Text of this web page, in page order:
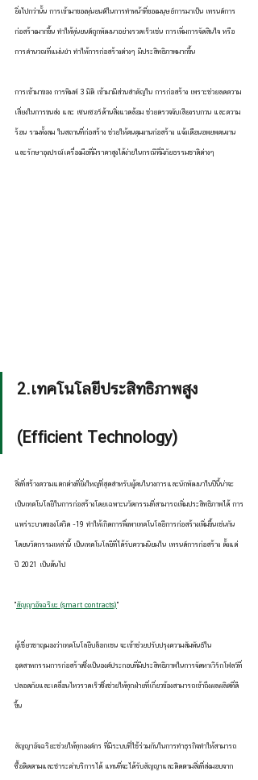
ยิ่งไปกว่านั้น การเข้ามาของหุ่นยนต์ในการทำหน้าที่ของมนุษย์การมาเป็น เทรนด์การ
ก่อสร้างมากขึ้น ทำให้หุ่นยนต์ถูกพัฒนาอย่างรวดเร็วเช่น การเพิ่มการจัดสินใจ หรือ
การคำนวณที่แม่นยำ ทำให้การก่อสร้างต่างๆ มีประสิทธิภาพมากขึ้น
การเข้ามาของ การพิมพ์ 3 มิติ เข้ามามีส่วนสำคัญใน การก่อสร้าง เพราะช่วยลดความ
เสี่ยงในการขนส่ง และ เซนเซอร์ด้านสิ่งแวดล้อม ช่วยตรวจจับเสียงรบกวน และความ
ร้อน รวมทั้งลม ในสถานที่ก่อสร้าง ช่วยให้คนคุมงานก่อสร้าง แจ้งเตือนอพยพคนงาน
และรักษาอุงปรณ์เครื่องมือที่มีราคาสูงได้ง่ายในกรณีที่มีภัยธรรมชาติต่างๆ
2.เทคโนโลยีประสิทธิภาพสูง
(Efficient Technology)
สิ่งที่สร้างความแตกต่างที่ยิ่งใหญ่ที่สุดสำหรับผู้คนในวงการและนักพัฒนาในปีนี้น่าจะ
เป็นเทคโนโลยีในการก่อสร้างโดยเฉพาะนวัตกรรมที่สามารถเพิ่มประสิทธิภาพได้ การ
แพร่ระบาดของโควิด -19 ทำให้เกิดการพึ่งพาเทคโนโลยีการก่อสร้างเพิ่มขึ้นเช่นกัน
โดยนวัตกรรมเหล่านี้ เป็นเทคโนโลยีที่ได้รับความนิยมใน เทรนด์การก่อสร้าง ตั้งแต่
ปี 2021 เป็นต้นไป
"สัญญาอัจฉริยะ (smart contracts)"
ผู้เชี่ยวชาญมองว่าเทคโนโลยีบล็อกเชน จะเข้าช่วยปรับปรุงความสัมพันธ์ใน
อุตสาหกรรมการก่อสร้างซึ่งเป็นองค์ประกอบที่มีประสิทธิภาพในการจัดหาเวิร์กโฟลว์ที่
ปลอดภัยและเคลื่อนไหวรวดเร็วซึ่งช่วยให้ทุกฝ่ายที่เกี่ยวข้องสามารถเข้าถึงผลผลิตที่ดี
ขึ้น
สัญญาอัจฉริยะช่วยให้ทุกองค์กร ที่มีระบบที่ใช้ร่วมกันในการทำธุรกิจทำให้สามารถ
ซื้อติดตามและชำระค่าบริการได้ แทนที่จะได้รับสัญญาและติดตามสิ่งที่ส่งมอบจาก